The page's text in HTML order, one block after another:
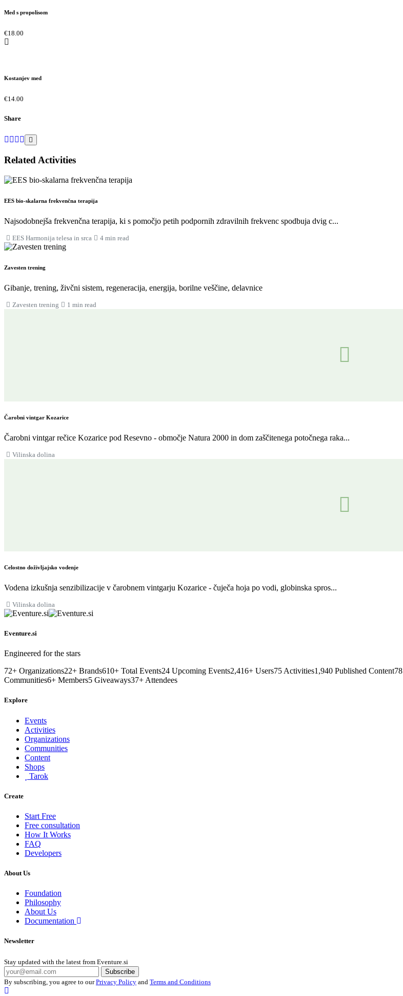
Med s propolisom
€18.00
Kostanjev med
€14.00
Share
Related Activities
EES bio-skalarna frekvenčna terapija
Najsodobnejša frekvenčna terapija, ki s pomočjo petih podpornih zdravilnih frekvenc spodbuja dvig c...
EES Harmonija telesa in srca 4 min read
Zavesten trening
Gibanje, trening, živčni sistem, regeneracija, energija, borilne veščine, delavnice
Zavesten trening 1 min read
Čarobni vintgar Kozarice
Čarobni vintgar rečice Kozarice pod Resevno - območje Natura 2000 in dom zaščitenega potočnega raka...
Vilinska dolina
Celostno doživljajsko vodenje
Vodena izkušnja senzibilizacije v čarobnem vintgarju Kozarice - čuječa hoja po vodi, globinska spros...
Vilinska dolina
Eventure.si
Engineered for the stars
72+ Organizations22+ Brands610+ Total Events24 Upcoming Events2,416+ Users75 Activities1,940 Published Content78
Communities6+ Members5 Giveaways37+ Attendees
Explore
Events
Activities
Organizations
Communities
Content
Shops
Tarok
Create
Start Free
Free consultation
How It Works
FAQ
Developers
About Us
Foundation
Philosophy
About Us
Documentation
Newsletter
Stay updated with the latest from Eventure.si
Subscribe
By subscribing, you agree to ourPrivacy Policy and Terms and Conditions